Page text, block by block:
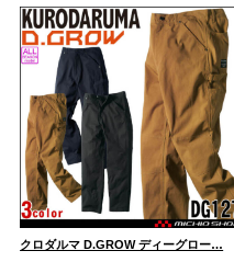
クロダルマ D.GROW ディーグロー…